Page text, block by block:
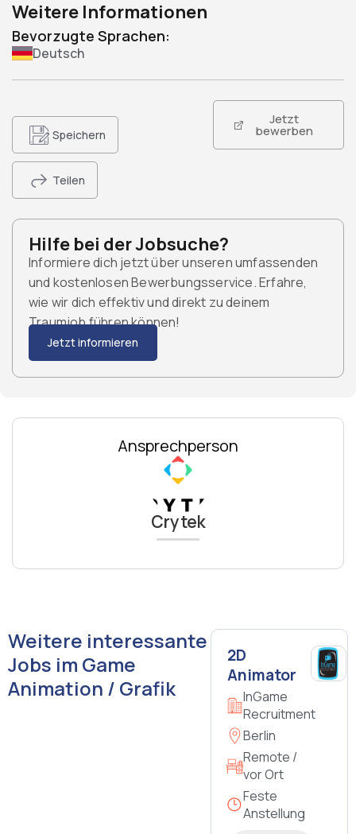
Weitere Informationen
Bevorzugte Sprachen:
Deutsch
Speichern
Teilen
Jetzt
bewerben
Hilfe bei der Jobsuche?
Informiere dich jetzt über unseren umfassenden
und kostenlosen Bewerbungsservice. Erfahre,
wie wir dich effektiv und direkt zu deinem
Traumjob führen können!
Jetzt informieren
Ansprechperson
Crytek
Weitere interessante
Jobs im Game
Animation / Grafik
2D
Animator
InGame
Recruitment
Berlin
Remote /
vor Ort
Feste
Anstellung